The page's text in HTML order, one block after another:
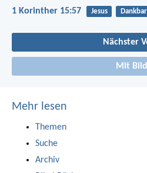
1 Korinther 15:57 Jesus
Nächster
Mit Bild
Mehr lesen
Themen
Suche
Archiv